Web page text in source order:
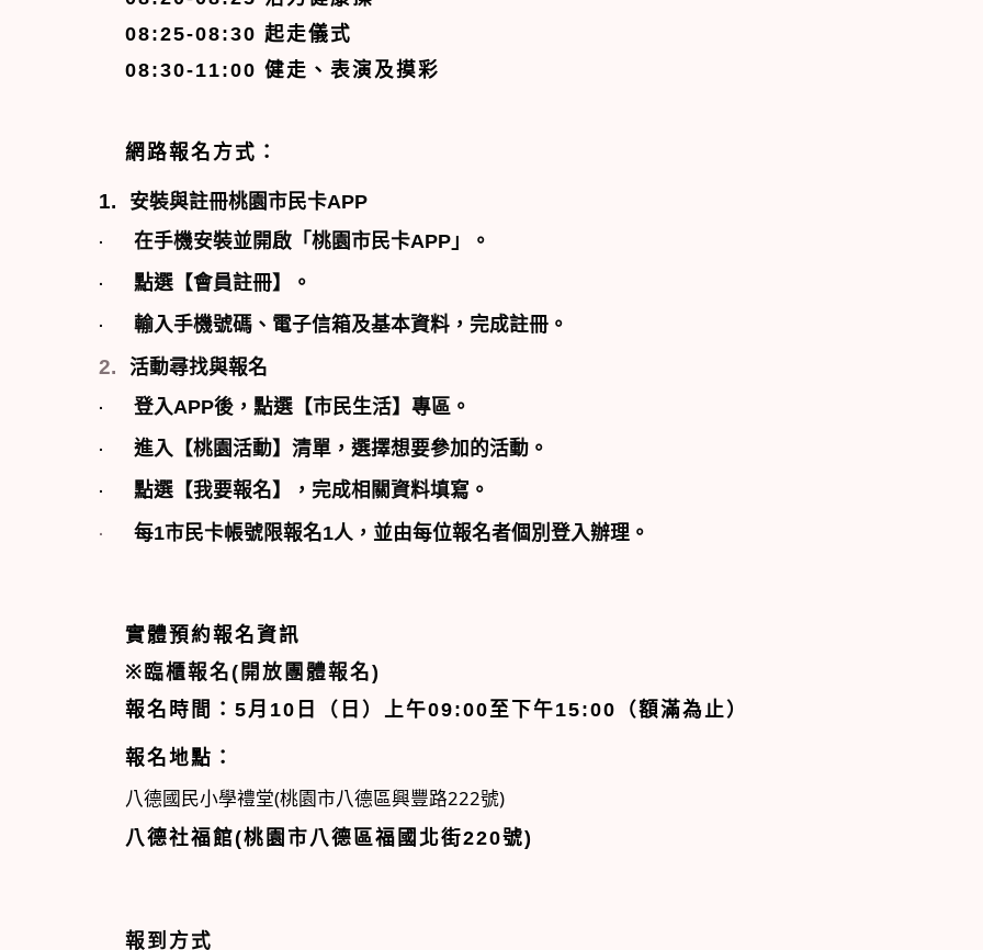
08:25-08:30 起走儀式
08:30-11:00 健走、表演及摸彩
網路報名方式：
1. 安裝與註冊桃園市民卡APP
· 在手機安裝並開啟「桃園市民卡APP 」。
· 點選【會員註冊】。
· 輸入手機號碼、電子信箱及基本資料，完成註冊。
2. 活動尋找與報名
· 登入APP後，點選【市民生活】專區。
· 進入【桃園活動】清單，選擇想要參加的活動。
· 點選【我要報名】，完成相關資料填寫。
· 每1市民卡帳號限報名1人，並由每位報名者個別登入辦理。
實體預約報名資訊
※ 臨櫃報名(開放團體報名)
報名時間： 5月10 日（日）上午09:00至下午15:00 （額滿為止）
報名地點：
八德國民小學禮堂(桃園市八德區興豐路222號)
八德社福館(桃園市八德區福國北街220號)
報到方式